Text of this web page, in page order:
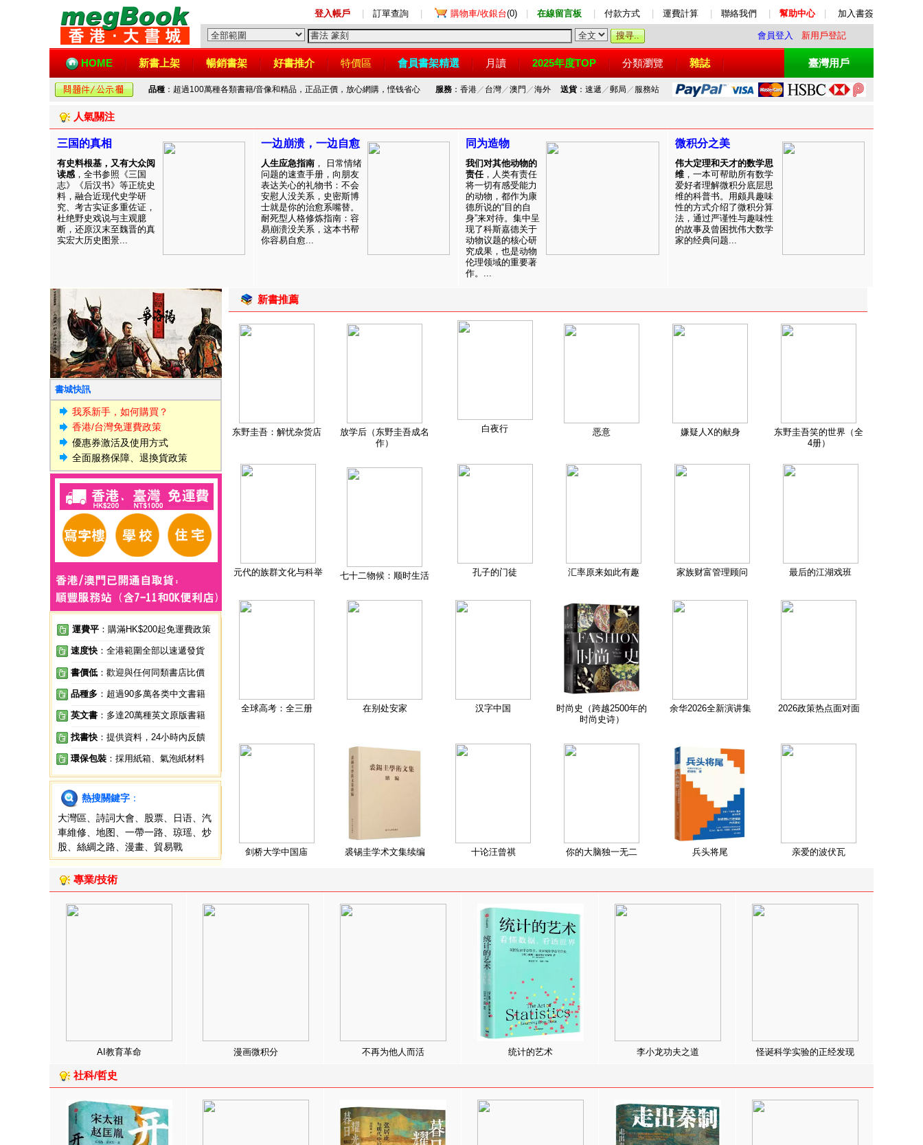
登入帳戶 訂單查詢 購物車/收銀台(0) 在線留言板 付款方式 運費計算 聯絡我們 幫助中心 加入書簽
會員登入 新用戶登記
HOME 新書上架 暢銷書架 好書推介 特價區 會員書架精選 月讀 2025年度TOP 分類瀏覽 雜誌 臺灣用戶
品種 ：超過100萬種各類書籍/音像和精品，正品正價，放心網購，悭钱省心 服務：香港／ 台灣／澳門 ／海外 送貨：速遞 ／郵局 ／ 服務站
人氣關注
三国的真相
有史料根基，又有大众阅
读感 ，全书参照《三国
志》《后汉书》等正统史
料，融合近现代史学研
究、考古实证多重佐证，
杜绝野史戏说与主观臆
断，还原汉末至魏晋的真
实宏大历史图景...
一边崩溃，一边自愈
人生应急指南 ， 日常情绪
问题的速查手册，向朋友
表达关心的礼物书：不会
安慰人没关系，史密斯博
士就是你的治愈系嘴替。
耐死型人格修炼指南：容
易崩溃没关系，这本书帮
你容易自愈...
同为造物
我们对其他动物的
责任，人类有责任
将一切有感受能力
的动物，都作为康
德所说的“目的自
身”来对待。集中呈
现了科斯嘉德关于
动物议题的核心研
究成果，也是动物
伦理领域的重要著
作。...
微积分之美
伟大定理和天才的数学思
维 ，一本可帮助所有数学
爱好者理解微积分底层思
维的科普书。用颇具趣味
性的方式介绍了微积分算
法，通过严谨性与趣味性
的故事及曾困扰伟大数学
家的经典问题...
書城快訊
我系新手，如何購買？
香港/台灣免運費政策
優惠券激活及使用方式
全面服務保障、退換貨政策
運費平 ：購滿HK$200起免運費政策
速度快 ：全港範圍全部以速遞發貨
書價低 ：歡迎與任何同類書店比價
品種多 ：超過90多萬各类中文書籍
英文書 ：多達20萬種英文原版書籍
找書快 ：提供資料，24小時內反饋
環保包裝 ：採用紙箱、氣泡紙材料
熱搜關鍵字 ：
大灣區
詩詞大會 股票 日语
汽
車維修
地图 一帶一路 琼瑶
炒
股
絲綢之路 漫畫 貿易戰
新書推薦
东野圭吾：解忧杂货店
放学后（东野圭吾成名
作）
白夜行 恶意 嫌疑人X的献身
东野圭吾笑的世界（全
4册）
元代的族群文化与科举 七十二物候：顺时生活 孔子的门徒 汇率原来如此有趣 家族财富管理顾问 最后的江湖戏班
全球高考：全三册 在别处安家 汉字中国
时尚史（跨越2500年的
时尚史诗）
余华2026全新演讲集 2026政策热点面对面
剑桥大学中国庙 裘锡圭学术文集续编 十论汪曾祺 你的大脑独一无二 兵头将尾 亲爱的波伏瓦
專業/技術
AI教育革命 漫画微积分 不再为他人而活 统计的艺术 李小龙功夫之道 怪诞科学实验的正经发现
社科/哲史